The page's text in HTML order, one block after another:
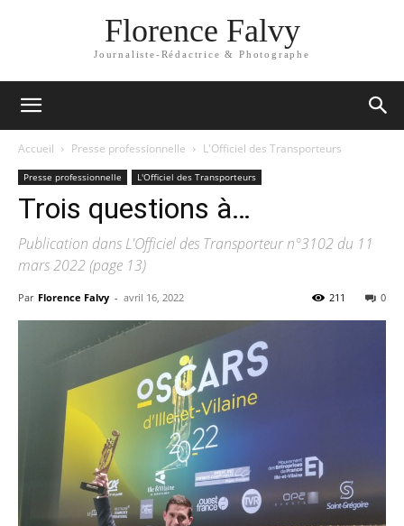
Florence Falvy
Journaliste-Rédactrice & Photographe
Accueil Presse professionnelle L'Officiel des Transporteurs
Presse professionnelle L'Officiel des Transporteurs
Trois questions à…
Publication dans L'Officiel des Transporteur n°3102 du 11
mars 2022 (page 13)
Par Florence Falvy - avril 16, 2022 0
211